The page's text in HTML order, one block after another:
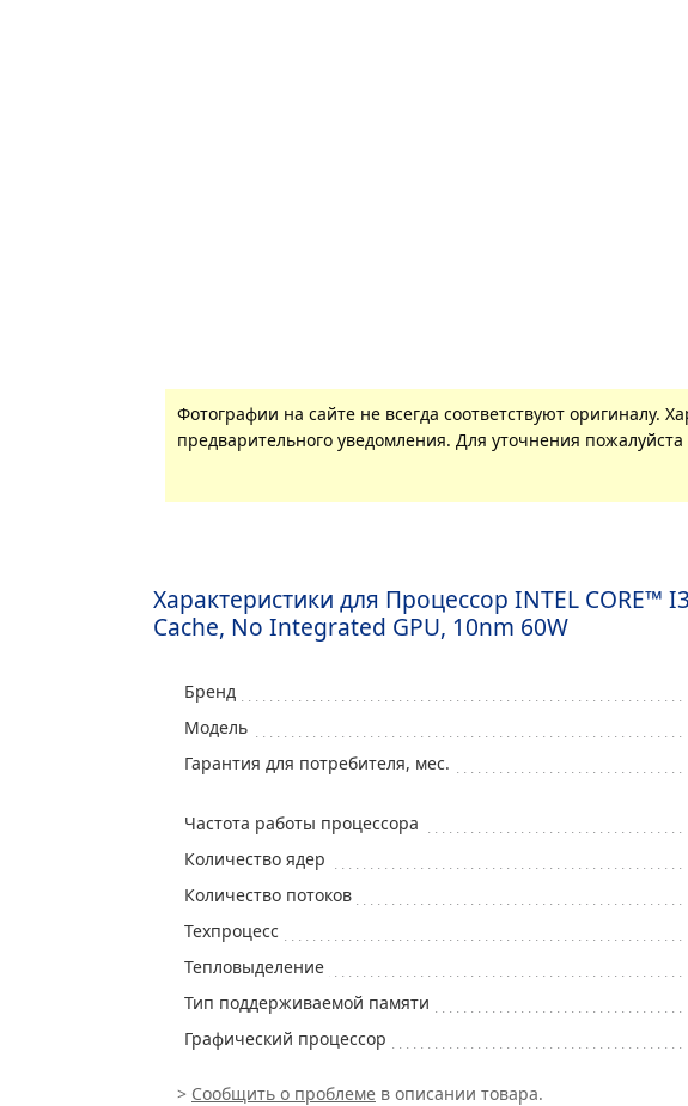
Фотографии на сайте не всегда соответствуют оригиналу.
предварительного уведомления. Для уточнения пожалуйста
Характеристики для Процессор INTEL CORE™
Cache, No Integrated GPU, 10nm 60W
Бренд
Модель
Гарантия для потребителя, мес.
Частота работы процессора
Количество ядер
Количество потоков
Техпроцесс
Тепловыделение
Тип поддерживаемой памяти
Графический процессор
> Сообщить о проблеме в описании товара.